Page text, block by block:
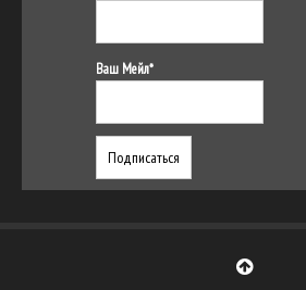
Ваш Мейл*